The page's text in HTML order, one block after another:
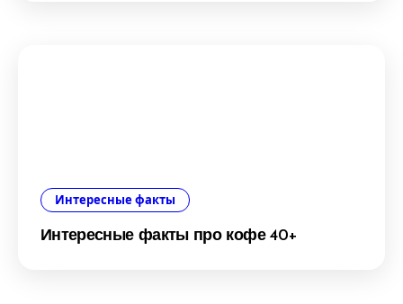
Интересные факты
Интересные факты про кофе 40+